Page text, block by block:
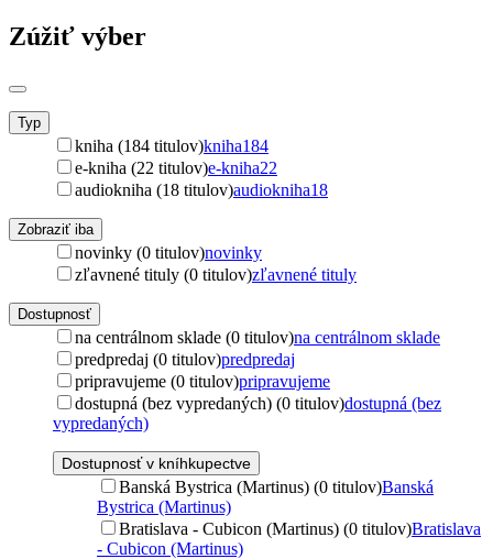
Zúžiť výber
Typ
kniha (184 titulov)kniha184
e-kniha (22 titulov)e-kniha22
audiokniha (18 titulov)audiokniha18
Zobraziť iba
novinky (0 titulov)novinky
zľavnené tituly (0 titulov)zľavnené tituly
Dostupnosť
na centrálnom sklade (0 titulov)na centrálnom sklade
predpredaj (0 titulov)predpredaj
pripravujeme (0 titulov)pripravujeme
dostupná (bez vypredaných) (0 titulov)dostupná (bez
vypredaných)
Dostupnosť v kníhkupectve
Banská Bystrica (Martinus) (0 titulov)Banská
Bystrica (Martinus)
Bratislava - Cubicon (Martinus) (0 titulov)Bratislava
- Cubicon (Martinus)